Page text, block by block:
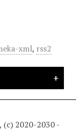
xml, rss2
(c) 2020-2030 -